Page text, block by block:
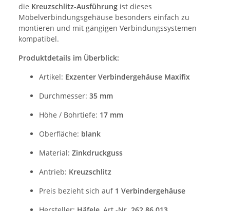
die Kreuzschlitz-Ausführung ist dieses
Möbelverbindungsgehäuse besonders einfach zu
montieren und mit gängigen Verbindungssystemen
kompatibel.
Produktdetails im Überblick:
Artikel: Exzenter Verbindergehäuse Maxifix
Durchmesser: 35 mm
Höhe / Bohrtiefe: 17 mm
Oberfläche: blank
Material: Zinkdruckguss
Antrieb: Kreuzschlitz
Preis bezieht sich auf 1 Verbindergehäuse